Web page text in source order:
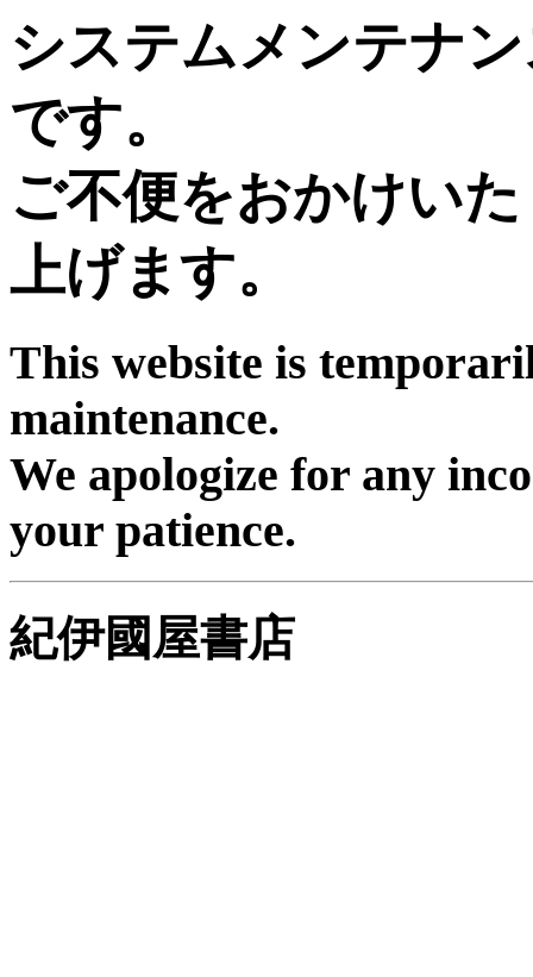
システムメンテナ
です。
ご不便をおかけい
上げます。
This website is
maintenance.
We apologize for any
your patience.
紀伊國屋書店